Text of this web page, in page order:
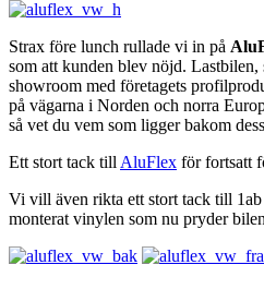
Strax före lunch rullade vi in på
som att kunden blev nöjd. Lastbilen,
showroom med företagets
på vägarna i Norden och norra
så vet du vem som ligger bakom
Ett stort tack till AluFlex för fortsatt
Vi vill även rikta ett stort tack till
monterat vinylen som nu pryder